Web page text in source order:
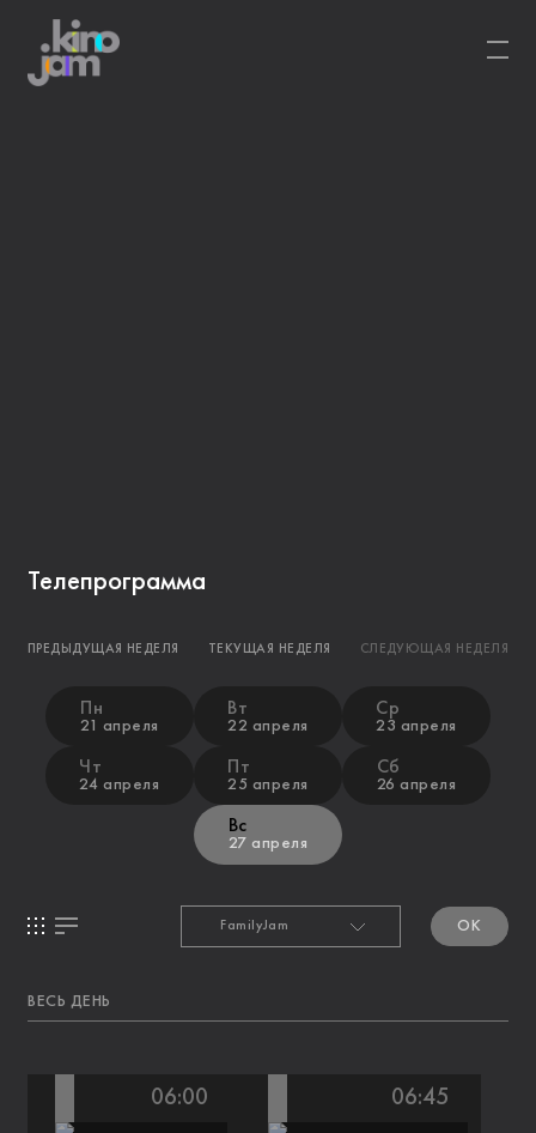
Телепрограмма
ПРЕДЫДУЩАЯ НЕДЕЛЯ ТЕКУЩАЯ НЕДЕЛЯ СЛЕДУЮЩАЯ НЕДЕЛЯ
Пн
21 апреля
Вт
22 апреля
Ср
23 апреля
Чт
24 апреля
Пт
25 апреля
Сб
26 апреля
Вс
27 апреля
OK
ВЕСЬ ДЕНЬ
06:00 06:45